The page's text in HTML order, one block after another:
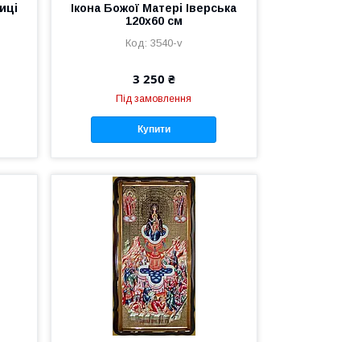
Ікона Божої Матері Іверська
120х60 см
3540-v
3 250 ₴
Під замовлення
Купити